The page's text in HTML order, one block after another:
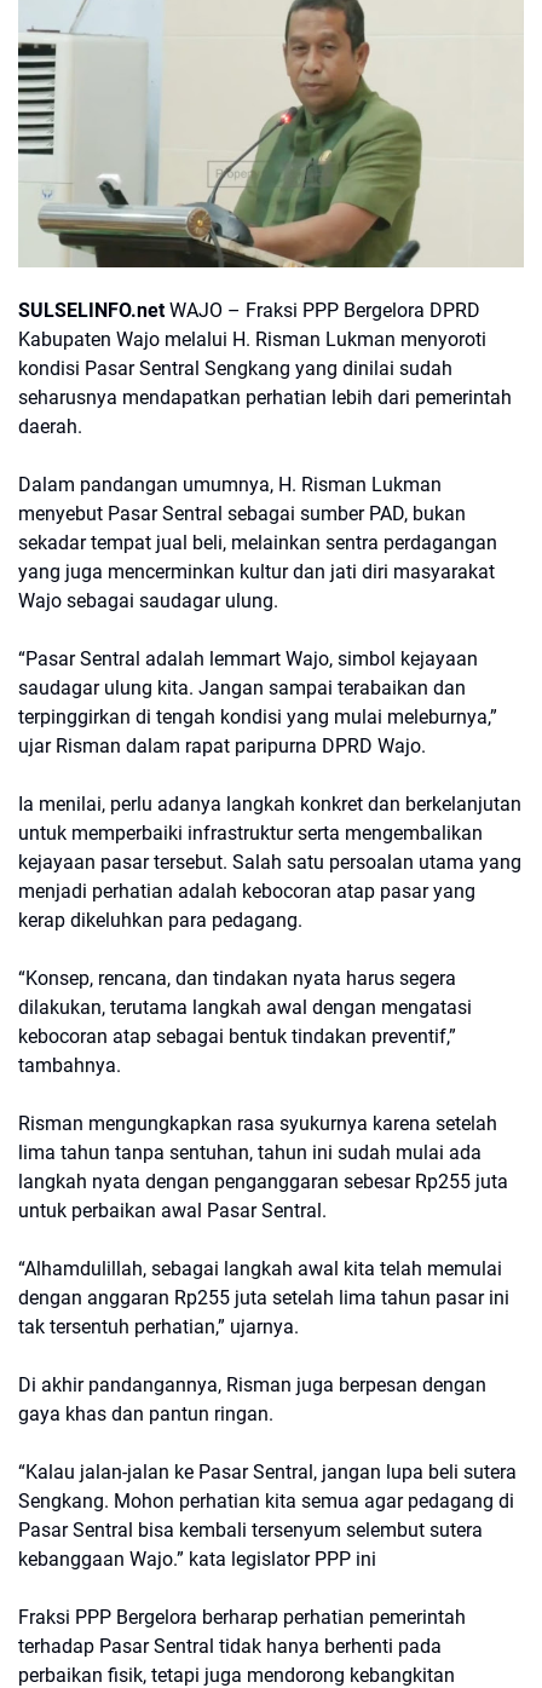
SULSELINFO.netWAJO – Fraksi PPP Bergelora DPRD
Kabupaten Wajo melalui H. Risman Lukman menyoroti
kondisi Pasar Sentral Sengkang yang dinilai sudah
seharusnya mendapatkan perhatian lebih dari pemerintah
daerah.
Dalam pandangan umumnya, H. Risman Lukman
menyebut Pasar Sentral sebagai sumber PAD, bukan
sekadar tempat jual beli, melainkan sentra perdagangan
yang juga mencerminkan kultur dan jati diri masyarakat
Wajo sebagai saudagar ulung.
“Pasar Sentral adalah lemmart Wajo, simbol kejayaan
saudagar ulung kita. Jangan sampai terabaikan dan
terpinggirkan di tengah kondisi yang mulai meleburnya,”
ujar Risman dalam rapat paripurna DPRD Wajo.
Ia menilai, perlu adanya langkah konkret dan berkelanjutan
untuk memperbaiki infrastruktur serta mengembalikan
kejayaan pasar tersebut. Salah satu persoalan utama yang
menjadi perhatian adalah kebocoran atap pasar yang
kerap dikeluhkan para pedagang.
“Konsep, rencana, dan tindakan nyata harus segera
dilakukan, terutama langkah awal dengan mengatasi
kebocoran atap sebagai bentuk tindakan preventif,”
tambahnya.
Risman mengungkapkan rasa syukurnya karena setelah
lima tahun tanpa sentuhan, tahun ini sudah mulai ada
langkah nyata dengan penganggaran sebesar Rp255 juta
untuk perbaikan awal Pasar Sentral.
“Alhamdulillah, sebagai langkah awal kita telah memulai
dengan anggaran Rp255 juta setelah lima tahun pasar ini
tak tersentuh perhatian,” ujarnya.
Di akhir pandangannya, Risman juga berpesan dengan
gaya khas dan pantun ringan.
“Kalau jalan-jalan ke Pasar Sentral, jangan lupa beli sutera
Sengkang. Mohon perhatian kita semua agar pedagang di
Pasar Sentral bisa kembali tersenyum selembut sutera
kebanggaan Wajo.” kata legislator PPP ini
Fraksi PPP Bergelora berharap perhatian pemerintah
terhadap Pasar Sentral tidak hanya berhenti pada
perbaikan fisik, tetapi juga mendorong kebangkitan